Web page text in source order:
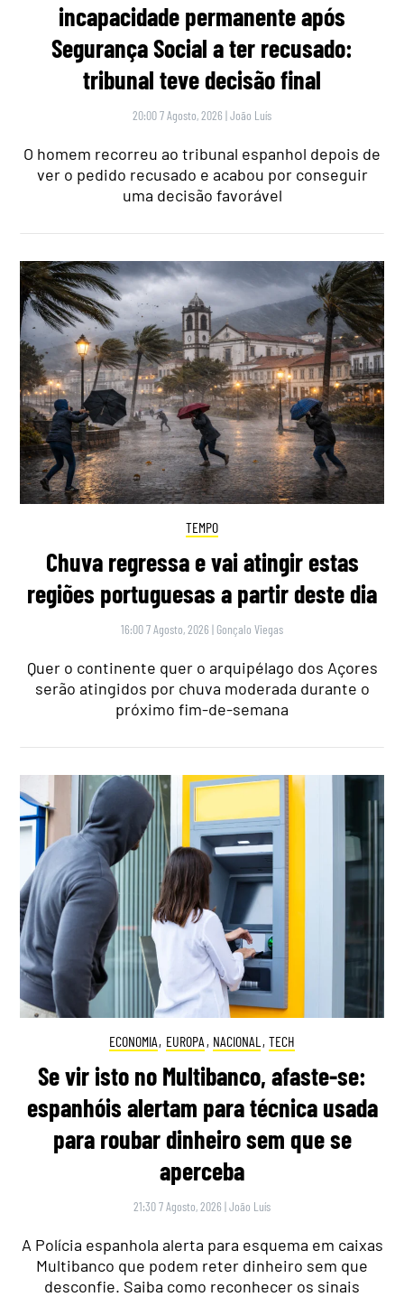
incapacidade permanente após
Segurança Social a ter recusado:
tribunal teve decisão final
20:00 7 Agosto, 2026 |João Luís
O homem recorreu ao tribunal espanhol depois de
ver o pedido recusado e acabou por conseguir
uma decisão favorável
TEMPO
Chuva regressa e vai atingir estas
regiões portuguesas a partir deste dia
16:00 7 Agosto, 2026 | Gonçalo Viegas
Quer o continente quer o arquipélago dos Açores
serão atingidos por chuva moderada durante o
próximo fim-de-semana
ECONOMIA, EUROPA , NACIONAL , TECH
Se vir isto no Multibanco, afaste-se:
espanhóis alertam para técnica usada
para roubar dinheiro sem que se
aperceba
21:30 7 Agosto, 2026 |João Luís
A Polícia espanhola alerta para esquema em caixas
Multibanco que podem reter dinheiro sem que
desconfie. Saiba como reconhecer os sinais